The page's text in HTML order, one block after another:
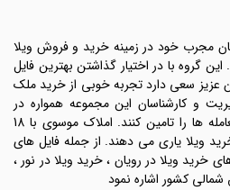
مجرب خود در زمینه خرید و فروش ویلا
گروه با در اختیار گذاشتن بهترین فایل
عزیز سعی دارد تجربه خوبی از خرید ملک
و کارشناسان این مجموعه همواره در
تلاش هستند رضایت طرفین معامله ها را تامین کنند. املاک موسوی با 18
ویلا یاری می دهند. از جمله فایل های
خرید ویلا در رویان ، خرید ویلا در نور ،
شمالی کشور اشاره نمود